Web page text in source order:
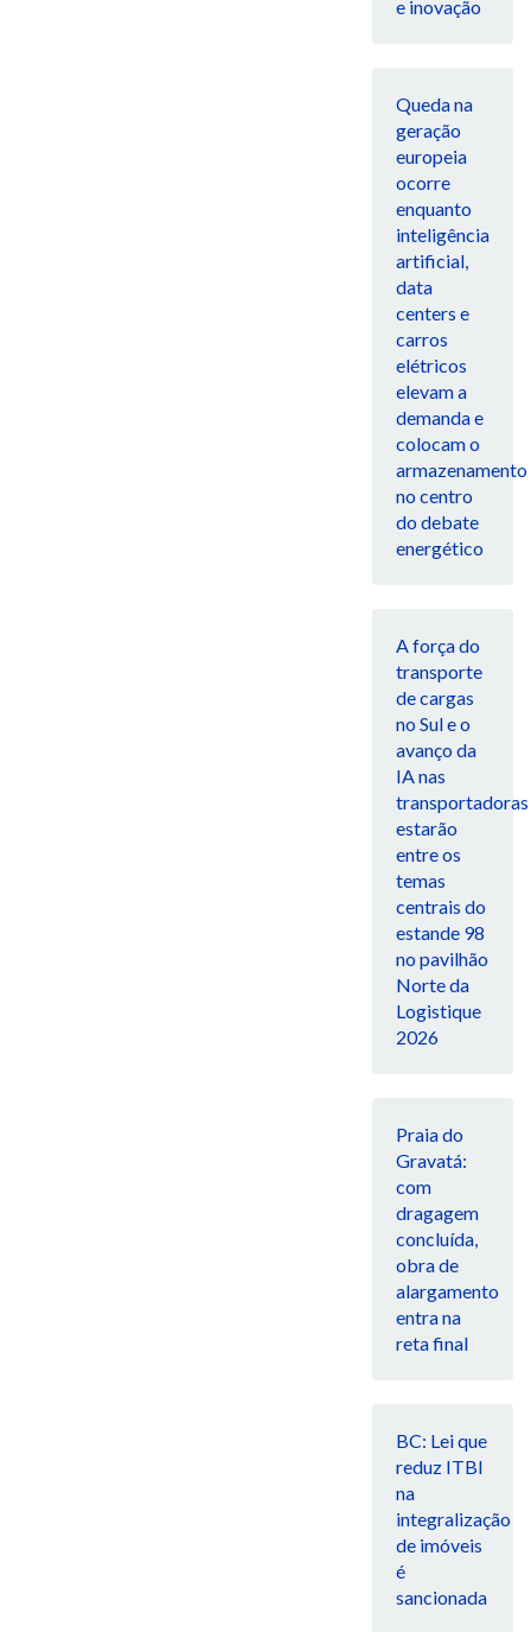
e inovação
Queda na
geração
europeia
ocorre
enquanto
inteligência
artificial,
data
centers e
carros
elétricos
elevam a
demanda e
colocam o
armazenamento
no centro
do debate
energético
A força do
transporte
de cargas
no Sul e o
avanço da
IA nas
transportadoras
estarão
entre os
temas
centrais do
estande 98
no pavilhão
Norte da
Logistique
2026
Praia do
Gravatá:
com
dragagem
concluída,
obra de
alargamento
entra na
reta final
BC: Lei que
reduz ITBI
na
integralização
de imóveis
é
sancionada